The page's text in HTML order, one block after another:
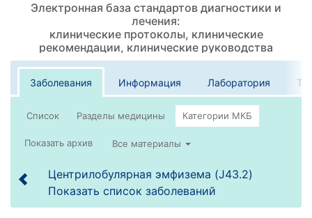
Электронная база стандартов диагностики и
лечения:
клинические протоколы, клинические
рекомендации, клинические руководства
Заболевания Информация Лаборатория
Список
Все материалы
Центрилобулярная эмфизема (J43.2)
Показать список заболеваний